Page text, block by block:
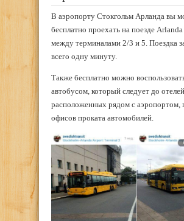
В аэропорту Стокгольм Арланда вы
бесплатно проехать на поезде
между терминалами 2/3 и 5. Поездка
всего одну минуту.
Также бесплатно можно
автобусом, который следует до отелей,
расположенных рядом с аэропортом,
офисов проката автомобилей.